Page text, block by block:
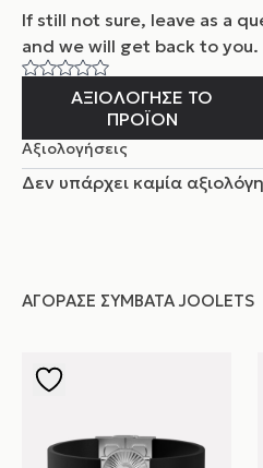
If still not sure, leave as a
and we will get back to you.
ΑΞΙΟΛΟΓΗΣΕ ΤΟ
ΠΡΟΪΟΝ
Αξιολογήσεις
Δεν υπάρχει καμία
ΑΓΌΡΑΣΕ ΣΥΜΒΑΤΆ JOOLETS